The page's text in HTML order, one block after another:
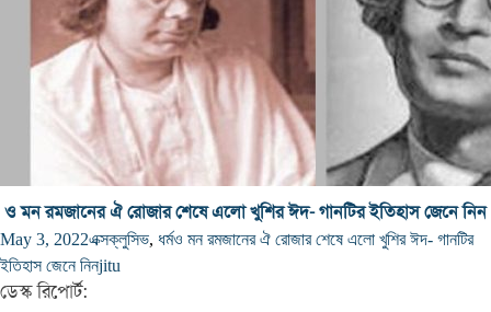
ও মন রমজানের ঐ রোজার শেষে এলো খুশির ঈদ- গানটির ইতিহাস জেনে নিন
May 3, 2022এক্সক্লুসিভ, ধর্মও মন রমজানের ঐ রোজার শেষে এলো খুশির ঈদ- গানটির
ইতিহাস জেনে নিনjitu
ডেস্ক রিপোর্ট: